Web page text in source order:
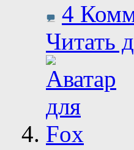
4
Читать